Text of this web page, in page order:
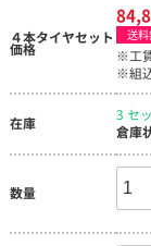
４本タイヤセット
価格
送
※工
※組
在庫
3 セ
倉庫
数量